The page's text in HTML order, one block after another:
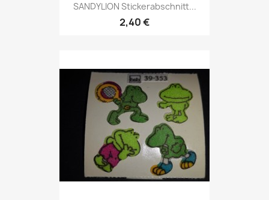
SANDYLION Stickerabschnitt...
2,40 €